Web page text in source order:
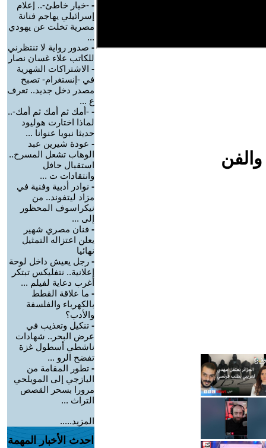
- -خيار خاطئ-.. إعلام
إسرائيلي يهاجم فنانة
مصرية تخلت عن يهودي
...
- صدور رواية لا تنتظرني
للكاتب علاء غسان نصار
- الاشتراكات الشهرية
في -إنستغرام- تصبح
مصدر دخل جديد.. تعرف
ع ...
- -أمك ثم أمك ثم أمك-..
لماذا اختارت هوليود
حديثا نبويا عنوانا ...
- عودة شيرين عبد
الوهاب تشعل المسرح..
استقبال حافل
وانتقادات ت ...
- نوادر أدبية وفنية في
مزاد ليتفوند.. من
نيكراسوف المحظور
إلى ...
- فنان مصري شهير
يعلن اعتزاله التمثيل
نهائيا
- رجل يعيش داخل لوحة
إعلانية.. نتفليكس تبتكر
أغرب دعاية لفيلم ...
- ما علاقة القطط
بالكهرباء والفلسفة
والأدب؟
- تنكيل وتعذيب في
عرض البحر.. شهادات
ناشطي أسطول غزة
تفضح الرو ...
- تطور المقامة من
اليازجي إلى المويلحي
مرورا بسحر القصص
التراث ...
المزيد.....
احدث الأخبار المهمة